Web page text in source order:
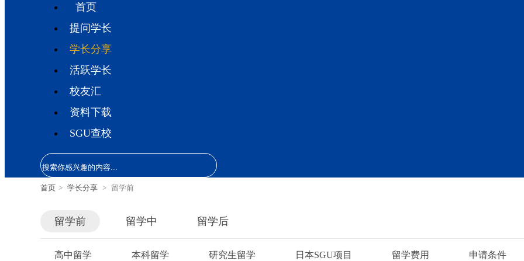
首页
提问学长
学长分享
活跃学长
校友汇
资料下载
SGU查校
首页 > 学长分享 > 留学前
留学前 留学中 留学后
高中留学 本科留学 研究生留学 日本SGU项目 留学费用 申请条件